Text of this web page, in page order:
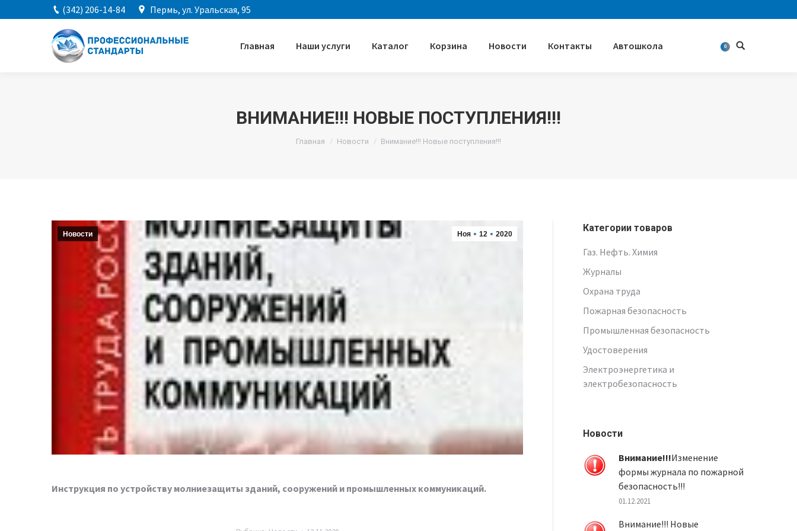
(342) 206-14-84 Пермь, ул. Уральская, 95
Главная Наши услуги Каталог Корзина Новости Контакты Автошкола 0 Поиск
ВНИМАНИЕ!!! НОВЫЕ ПОСТУПЛЕНИЯ!!!
Главная Новости Внимание!!! Новые поступления!!!
Ноя 12 2020
Новости
Инструкция по устройству молниезащиты зданий, сооружений и промышленных коммуникаций.
Категории товаров
Газ. Нефть. Химия
Журналы
Охрана труда
Пожарная безопасность
Промышленная безопасность
Удостоверения
Электроэнергетика и
электробезопасность
Новости
Внимание!!!Изменение
формы журнала по пожарной
безопасность!!!
01.12.2021
Внимание!!! Новые